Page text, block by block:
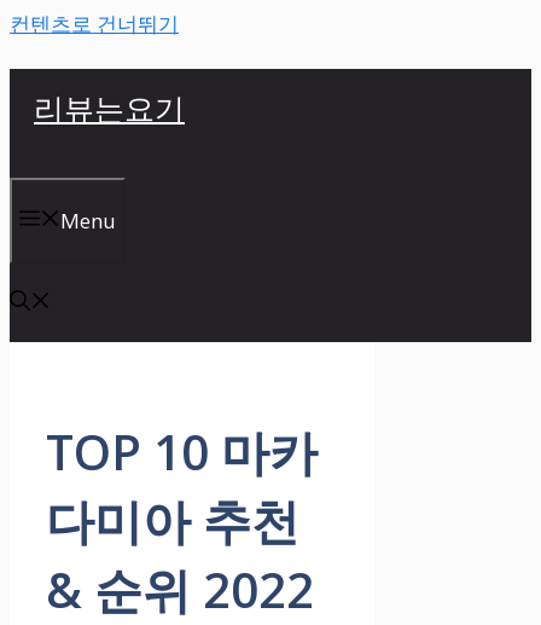
컨텐츠로 건너뛰기
리뷰는요기
Menu
TOP 10 마카
다미아 추천
& 순위 2022